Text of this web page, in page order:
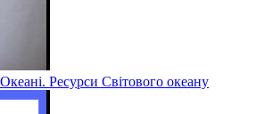
Ресурси Світового океану